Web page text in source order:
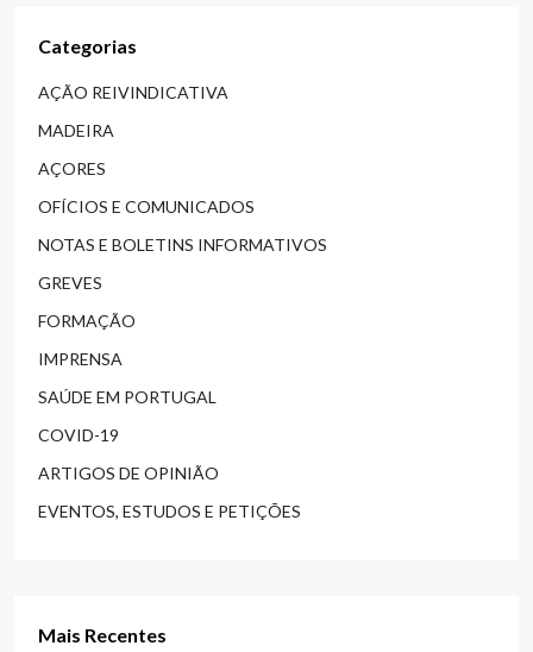
Categorias
AÇÃO REIVINDICATIVA
MADEIRA
AÇORES
OFÍCIOS E COMUNICADOS
NOTAS E BOLETINS INFORMATIVOS
GREVES
FORMAÇÃO
IMPRENSA
SAÚDE EM PORTUGAL
COVID-19
ARTIGOS DE OPINIÃO
EVENTOS, ESTUDOS E PETIÇÕES
Mais Recentes